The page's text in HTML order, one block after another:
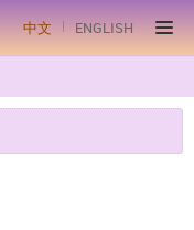
中文 ENGLISH